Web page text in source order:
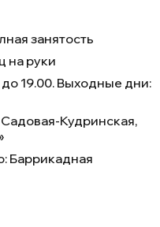
занятость
на руки
19.00. Выходные дни:
Кудринская,
Баррикадная